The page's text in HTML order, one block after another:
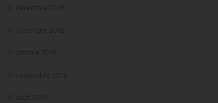
décembre 2019
novembre 2019
octobre 2019
septembre 2019
août 2019